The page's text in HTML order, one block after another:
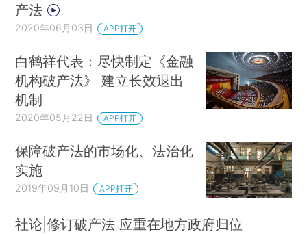
产法
2020年06月03日 APP打开
白鹤祥代表：尽快制定《金融
机构破产法》 建立长效退出
机制
2020年05月22日 APP打开
保障破产法的市场化、法治化
实施
2019年09月10日 APP打开
社论|修订破产法 应重在地方政府归位